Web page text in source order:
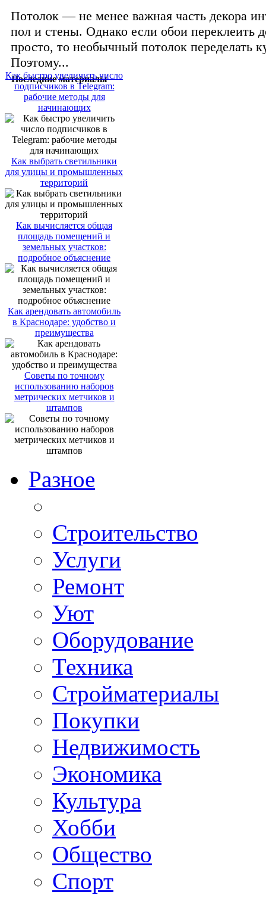
Потолок — не менее важная часть декора
пол и стены. Однако если обои переклеить
просто, то необычный потолок переделать
Поэтому...
Последние материалы
Как быстро увеличить число
подписчиков в Telegram:
рабочие методы для
начинающих
Как выбрать светильники
для улицы и промышленных
территорий
Как вычисляется общая
площадь помещений и
земельных участков:
подробное объяснение
Как арендовать автомобиль
в Краснодаре: удобство и
преимущества
Советы по точному
использованию наборов
метрических метчиков и
штампов
Разное
Строительство
Услуги
Ремонт
Уют
Оборудование
Техника
Стройматериалы
Покупки
Недвижимость
Экономика
Культура
Хобби
Общество
Спорт